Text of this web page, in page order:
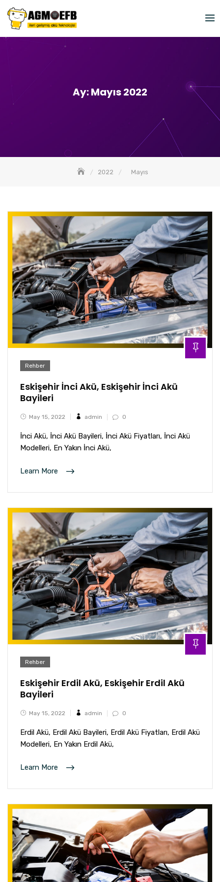
Skip
content
Ay:Mayıs 2022
2022 Mayıs
Rehber
Eskişehir İnci Akü, Eskişehir İnci Akü
Bayileri
May 15, 2022 admin 0
İnci Akü, İnci Akü Bayileri, İnci Akü Fiyatları, İnci Akü
Modelleri, En Yakın İnci Akü,
Learn More
Rehber
Eskişehir Erdil Akü, Eskişehir Erdil Akü
Bayileri
May 15, 2022 admin 0
Erdil Akü, Erdil Akü Bayileri, Erdil Akü Fiyatları, Erdil Akü
Modelleri, En Yakın Erdil Akü,
Learn More